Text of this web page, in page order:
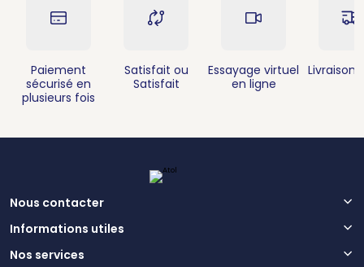
Paiement
sécurisé en
plusieurs fois
Satisfait ou
Satisfait
Essayage virtuel
en ligne
Livraison
Nous contacter
Informations utiles
Nos services